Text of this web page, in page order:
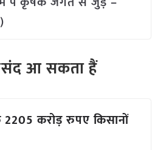
)
आ सकता हैं
करोड़ रुपए किसानों